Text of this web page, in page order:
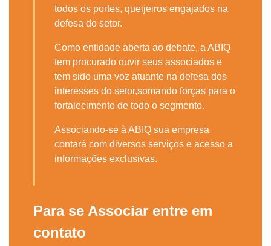
todos os portes, queijeiros engajados na
defesa do setor.
Como entidade aberta ao debate, a ABIQ
tem procurado ouvir seus associados e
tem sido uma voz atuante na defesa dos
interesses do setor,somando forças para o
fortalecimento de todo o segmento.
Associando-se à ABIQ sua empresa
contará com diversos serviços e acesso a
informações exclusivas.
Para se Associar entre em
contato